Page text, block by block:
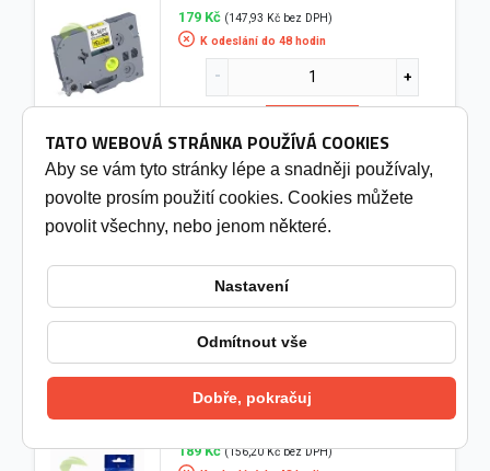
179 Kč (147,93 Kč bez DPH)
K odeslání do 48 hodin
Kompatibilní páska pro Brother TZe-334, 12mm x
8m, zlatý tisk / černý podklad
189 Kč (156,20 Kč bez DPH)
Do košíku
Kompatibilní páska pro Brother TZe-FX221, 9mm x
8m, flexibilní, černý tisk / bílý podklad
189 Kč (156,20 Kč bez DPH)
TATO WEBOVÁ STRÁNKA POUŽÍVÁ COOKIES
Aby se vám tyto stránky lépe a snadněji používaly,
povolte prosím použití cookies. Cookies můžete
povolit všechny, nebo jenom některé.
Nastavení
Odmítnout vše
Dobře, pokračuj